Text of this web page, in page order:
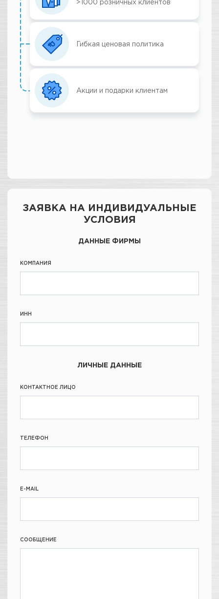
>1000 розничных клиентов
Гибкая ценовая политика
Акции и подарки клиентам
ЗАЯВКА НА ИНДИВИДУАЛЬНЫЕ
УСЛОВИЯ
ДАННЫЕ ФИРМЫ
КОМПАНИЯ
ИНН
ЛИЧНЫЕ ДАННЫЕ
КОНТАКТНОЕ ЛИЦО
ТЕЛЕФОН
E-MAIL
СООБЩЕНИЕ